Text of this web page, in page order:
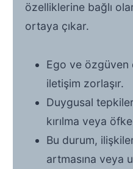
özelliklerine bağlı
ortaya çıkar.
Ego ve özgüven
iletişim zorlaşır.
Duygusal
kırılma veya
Bu durum,
artmasına veya